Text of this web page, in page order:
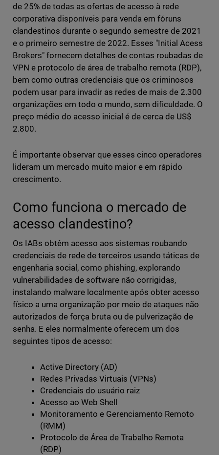
de 25% de todas as ofertas de acesso à rede
corporativa disponíveis para venda em fóruns
clandestinos durante o segundo semestre de 2021
e o primeiro semestre de 2022. Esses "Initial Acess
Brokers" fornecem detalhes de contas roubadas de
VPN e protocolo de área de trabalho remota (RDP),
bem como outras credenciais que os criminosos
podem usar para invadir as redes de mais de 2.300
organizações em todo o mundo, sem dificuldade. O
preço médio do acesso inicial é de cerca de US$
2.800.
É importante observar que esses cinco operadores
lideram um mercado muito maior e em rápido
crescimento.
Como funciona o mercado de
acesso clandestino?
Os IABs obtêm acesso aos sistemas roubando
credenciais de rede de terceiros usando táticas de
engenharia social, como phishing, explorando
vulnerabilidades de software não corrigidas,
instalando malware localmente após obter acesso
físico a uma organização por meio de ataques não
autorizados de força bruta ou de pulverização de
senha. E eles normalmente oferecem um dos
seguintes tipos de acesso:
Active Directory (AD)
Redes Privadas Virtuais (VPNs)
Credenciais do usuário raiz
Acesso ao Web Shell
Monitoramento e Gerenciamento Remoto
(RMM)
Protocolo de Área de Trabalho Remota
(RDP)